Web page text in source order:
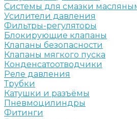
Системы для смазки
Усилители давления
Фильтры-регуляторы
Блокирующие клапаны
Клапаны безопасности
Клапаны мягкого пуска
Конденсатоотводчики
Реле давления
Трубки
Катушки и разъёмы
Пневмоцилиндры
Фитинги